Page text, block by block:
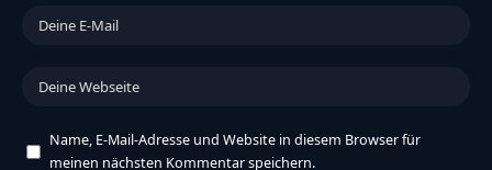
Name, E-Mail-Adresse und Website in diesem Browser für
meinen nächsten Kommentar speichern.